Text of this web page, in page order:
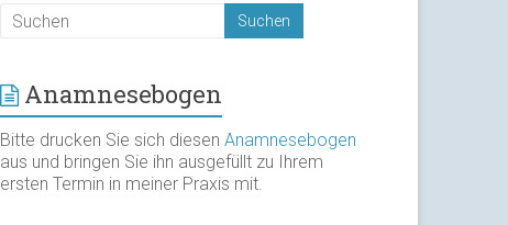
Anamnesebogen
Bitte drucken Sie sich diesenAnamnesebogen
aus und bringen Sie ihn ausgefüllt zu Ihrem
ersten Termin in meiner Praxis mit.